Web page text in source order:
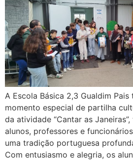
A Escola Básica 2,3 Gualdim
momento especial de partilha
da atividade “Cantar as
alunos, professores e
uma tradição portuguesa
Com entusiasmo e alegria, os